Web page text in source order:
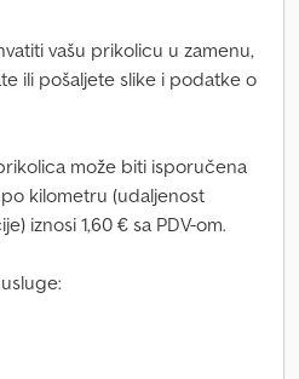
vašu prikolicu u zamenu,
ili pošaljete slike i podatke o
može biti isporučena
kilometru (udaljenost
iznosi 1,60 € sa PDV-om.